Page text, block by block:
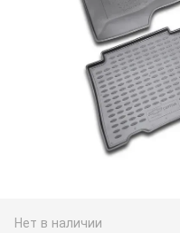
Нет в наличии